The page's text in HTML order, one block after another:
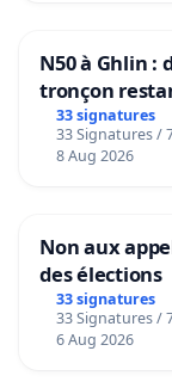
N50 à Ghlin
tronçon
33 signatures
33 Signatures /
8 Aug 2026
Non aux
des élections
33 signatures
33 Signatures /
6 Aug 2026